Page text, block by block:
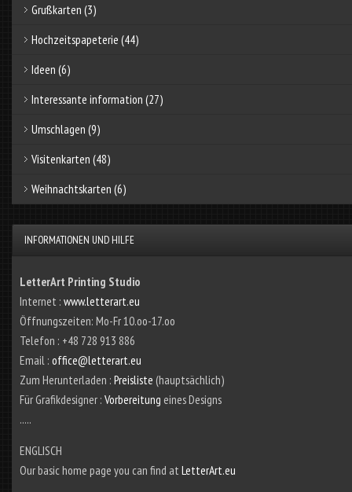
Grußkarten (3)
Hochzeitspapeterie (44)
Ideen (6)
Interessante information (27)
Umschlagen (9)
Visitenkarten (48)
Weihnachtskarten (6)
INFORMATIONEN UND HILFE
LetterArt Printing Studio
Internet : www.letterart.eu
Öffnungszeiten: Mo-Fr 10.oo-17.oo
Telefon : +48 728 913 886
Email : office@letterart.eu
Zum Herunterladen : Preisliste (hauptsächlich)
Für Grafikdesigner : Vorbereitung eines Designs
.....
ENGLISCH
Our basic home page you can find at LetterArt.eu